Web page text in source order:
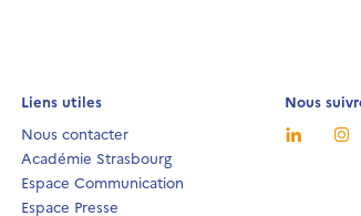
Liens utiles
Nous contacter
Académie Strasbourg
Espace Communication
Espace Presse
Nous